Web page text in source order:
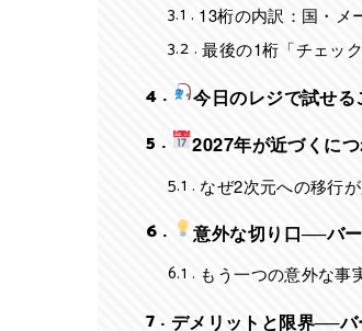
3.1
13桁の内訳：国・メ
3.2 最後の1桁「チェッ
4 今日のレジで試せ
5
2027年が近づくに
5.1
なぜ2次元への移行
6
意外な切り口──バ
6.1
もう一つの意外な事
7
デメリットと限界──